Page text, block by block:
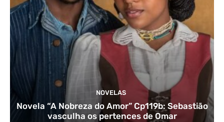
NOVELAS
Novela “A Nobreza do Amor” Cp119b: Sebastião
vasculha os pertences de Omar